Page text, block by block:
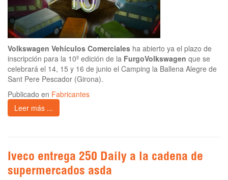
Volkswagen Vehículos Comerciales ha abierto ya el plazo de
inscripción para la 10º edición de la FurgoVolkswagen que se
celebrará el 14, 15 y 16 de junio el Camping la Ballena Alegre de
Sant Pere Pescador (Girona).
Publicado en Fabricantes
Leer más ...
Iveco entrega 250 Daily a la cadena de
supermercados asda